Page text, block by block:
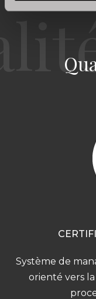
Système de
orienté vers